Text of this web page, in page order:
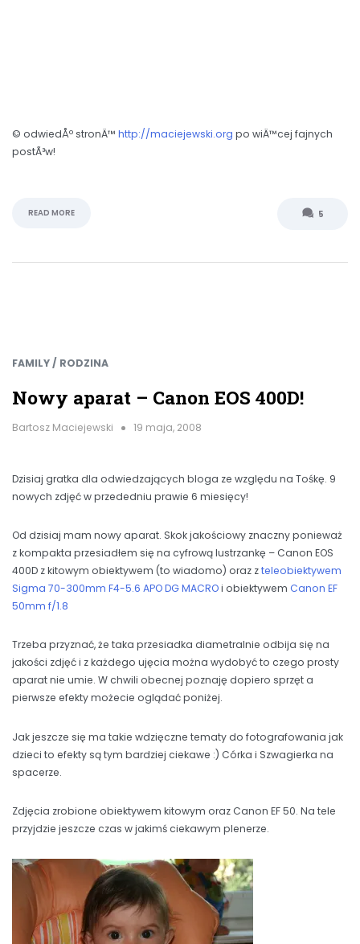
© odwiedÅº stronÄ™ http://maciejewski.org po wiÄ™cej fajnych
postÃ³w!
READ MORE 5
FAMILY / RODZINA
Nowy aparat – Canon EOS 400D!
Bartosz Maciejewski 19 maja, 2008
Dzisiaj gratka dla odwiedzających bloga ze względu na Tośkę. 9
nowych zdjęć w przededniu prawie 6 miesięcy!
Od dzisiaj mam nowy aparat. Skok jakościowy znaczny ponieważ
z kompakta przesiadłem się na cyfrową lustrzankę – Canon EOS
400D z kitowym obiektywem (to wiadomo) oraz zteleobiektywem
Sigma 70-300mm F4-5.6 APO DG MACROi obiektywem Canon EF
50mm f/1.8
Trzeba przyznać, że taka przesiadka diametralnie odbija się na
jakości zdjęć i z każdego ujęcia można wydobyć to czego prosty
aparat nie umie. W chwili obecnej poznaję dopiero sprzęt a
pierwsze efekty możecie oglądać poniżej.
Jak jeszcze się ma takie wdzięczne tematy do fotografowania jak
dzieci to efekty są tym bardziej ciekawe :) Córka i Szwagierka na
spacerze.
Zdjęcia zrobione obiektywem kitowym oraz Canon EF 50. Na tele
przyjdzie jeszcze czas w jakimś ciekawym plenerze.